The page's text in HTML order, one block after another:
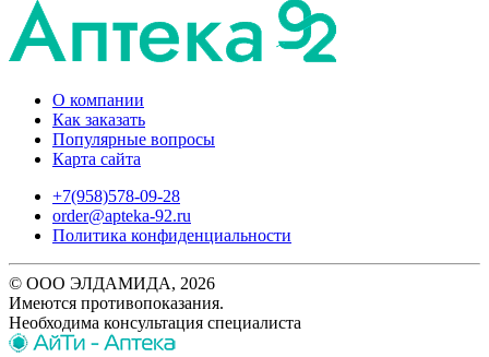
О компании
Как заказать
Популярные вопросы
Карта сайта
+7(958)578-09-28
order@apteka-92.ru
Политика конфиденциальности
© ООО ЭЛДАМИДА, 2026
Имеются противопоказания.
Необходима консультация специалиста